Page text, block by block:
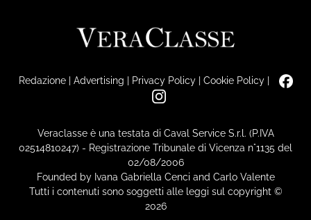
Redazione| Advertising | Privacy Policy| Cookie Policy|
Veraclasse è una testata di Caval Service S.r.l. (P.IVA
02514810247) - Registrazione Tribunale di Vicenza n°1135 del
02/08/2006
Founded by Ivana Gabriella Cenci and Carlo Valente
Tutti i contenuti sono soggetti alle leggi sul copyright ©
2026